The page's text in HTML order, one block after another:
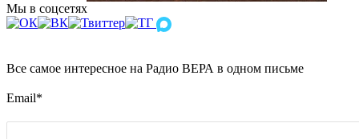
Мы в соцсетях
Все самое интересное на Радио ВЕРА в одном письме
Email*